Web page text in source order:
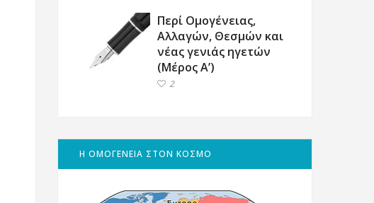
Περί Ομογένειας,
Αλλαγών, Θεσμών και
νέας γενιάς ηγετών
(Μέρος Α’)
2
Η ΟΜΟΓΕΝΕΙΑ ΣΤΟΝ ΚΟΣΜΟ